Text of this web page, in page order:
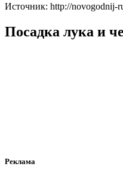
Источник: http://novogodnij-
Посадка лука и
Реклама